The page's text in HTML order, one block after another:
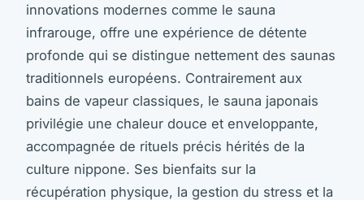
innovations modernes comme le sauna
infrarouge, offre une expérience de détente
profonde qui se distingue nettement des saunas
traditionnels européens. Contrairement aux
bains de vapeur classiques, le sauna japonais
privilégie une chaleur douce et enveloppante,
accompagnée de rituels précis hérités de la
culture nippone. Ses bienfaits sur la
récupération physique, la gestion du stress et la